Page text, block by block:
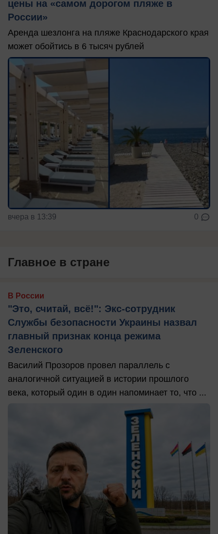
цены на «самом дорогом пляже в
России»
Аренда шезлонга на пляже Краснодарского края
может обойтись в 6 тысяч рублей
вчера в 13:39 0
Главное в стране
В России
"Это, считай, всё!": Экс-сотрудник
Службы безопасности Украины назвал
главный признак конца режима
Зеленского
Василий Прозоров провел параллель с
аналогичной ситуацией в истории прошлого
века, который один в один напоминает то, что ...